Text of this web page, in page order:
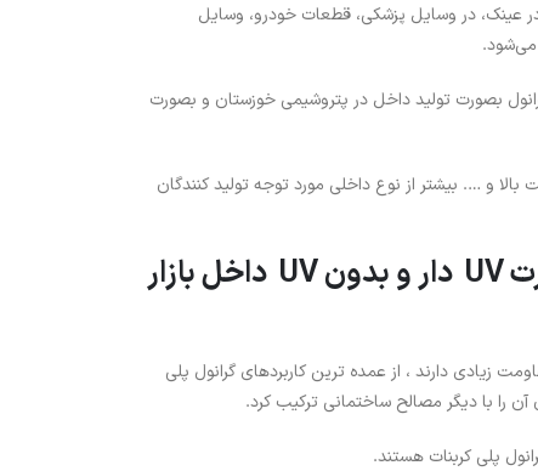
عینک، در وسایل پزشکی، قطعات خودرو، وسایل
می‌شود.
کاغذی 25 کیلوگرمی است، این گرانول بصورت تولید داخل در پتروشیمی خوزستان و بصورت
و …. بیشتر از نوع داخلی مورد توجه تولید کنندگان
گرانول پلی کربنات یا PC معمولا به دو صورت UV دار و بدون UV داخل بازار
زیادی دارند ، از عمده ترین کاربردهای گرانول پلی
را با دیگر مصالح ساختمانی ترکیب کرد.
پلی کربنات هستند.